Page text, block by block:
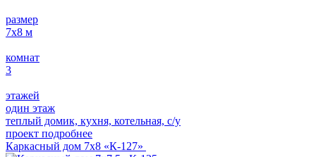
размер
7х8 м
комнат
3
этажей
один этаж
теплый домик, кухня, котельная, с/у
проект подробнее
Каркасный дом 7х8 «К-127»